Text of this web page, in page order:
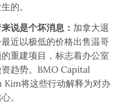
的。
说是个坏消息： 加拿大退
近以极低的价格出售温哥
重建项目，标志着办公室
趋势。BMO Capital
将这些行动解释为对办
。